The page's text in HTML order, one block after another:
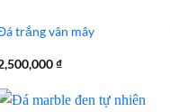
trắng vân mây
₫